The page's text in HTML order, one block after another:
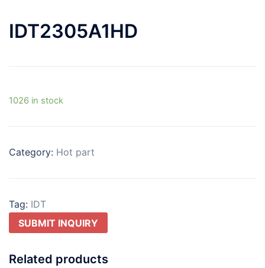
IDT2305A1HD
1026 in stock
Category: Hot part
Tag: IDT
SUBMIT INQUIRY
Related products